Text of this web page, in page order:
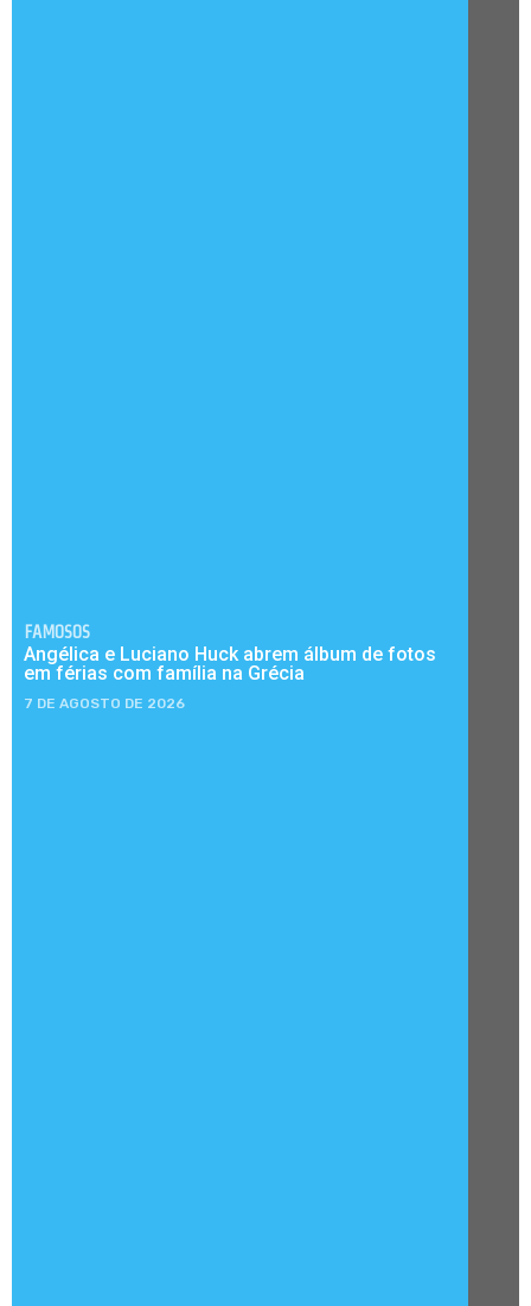
FAMOSOS
Angélica e Luciano Huck abrem álbum de fotos
em férias com família na Grécia
7 DE AGOSTO DE 2026